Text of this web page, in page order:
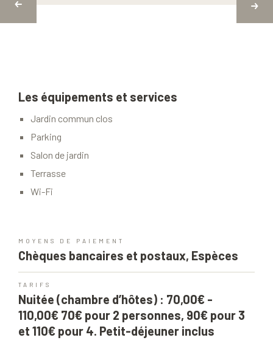
Les équipements et services
Jardin commun clos
Parking
Salon de jardin
Terrasse
Wi-Fi
MOYENS DE PAIEMENT
Chèques bancaires et postaux, Espèces
TARIFS
Nuitée (chambre d’hôtes) : 70,00€ -
110,00€ 70€ pour 2 personnes, 90€ pour 3
et 110€ pour 4. Petit-déjeuner inclus